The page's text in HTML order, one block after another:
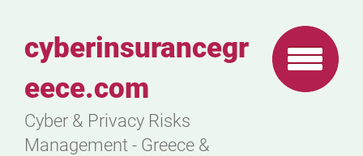
cyberinsurancegr
eece.com
Cyber & Privacy Risks
Management - Greece &